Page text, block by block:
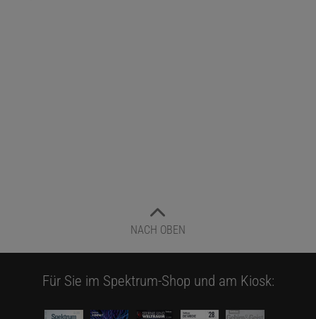
NACH OBEN
Für Sie im Spektrum-Shop und am Kiosk: